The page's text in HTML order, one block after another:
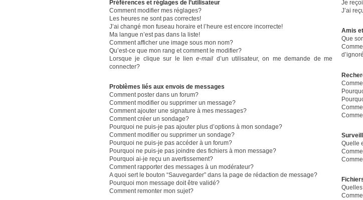
Préférences et réglages de l’utilisateur
Comment modifier mes réglages?
Les heures ne sont pas correctes!
J’ai changé mon fuseau horaire et l’heure est encore incorrecte!
Ma langue n’est pas dans la liste!
Comment afficher une image sous mon nom?
Qu’est-ce que mon rang et comment le modifier?
Lorsque je clique sur le liene-mail d’un utilisateur, on me demande de me
connecter?
Problèmes liés aux envois de messages
Comment poster dans un forum?
Comment modifier ou supprimer un message?
Comment ajouter une signature à mes messages?
Comment créer un sondage?
Pourquoi ne puis-je pas ajouter plus d’options à mon sondage?
Comment modifier ou supprimer un sondage?
Pourquoi ne puis-je pas accéder à un forum?
Pourquoi ne puis-je pas joindre des fichiers à mon message?
Pourquoi ai-je reçu un avertissement?
Comment rapporter des messages à un modérateur?
A quoi sert le bouton “Sauvegarder” dans la page de rédaction de message?
Pourquoi mon message doit être validé?
Comment remonter mon sujet?
Je
J’ai
Amis
Que
Quelle